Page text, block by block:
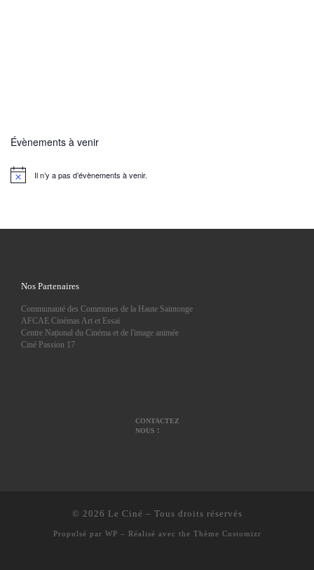
Évènements à venir
e
Il n’y a pas d’évènements à venir.
Nos Partenaires
Communauté des Communes de la Haute Saintonge
AFCAE Cinémas Art et Essai
Centre Național du Cinéma et de l'image animée
Ciné Passion 17
CONTACTEZ
NOUS !
© 2026 Le Ciné – Tous droits réservés
Propulsé par WP – Réalisé avec the Thème Customizr